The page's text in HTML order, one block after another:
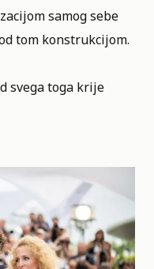
samog sebe
tom konstrukcijom.
svega toga krije